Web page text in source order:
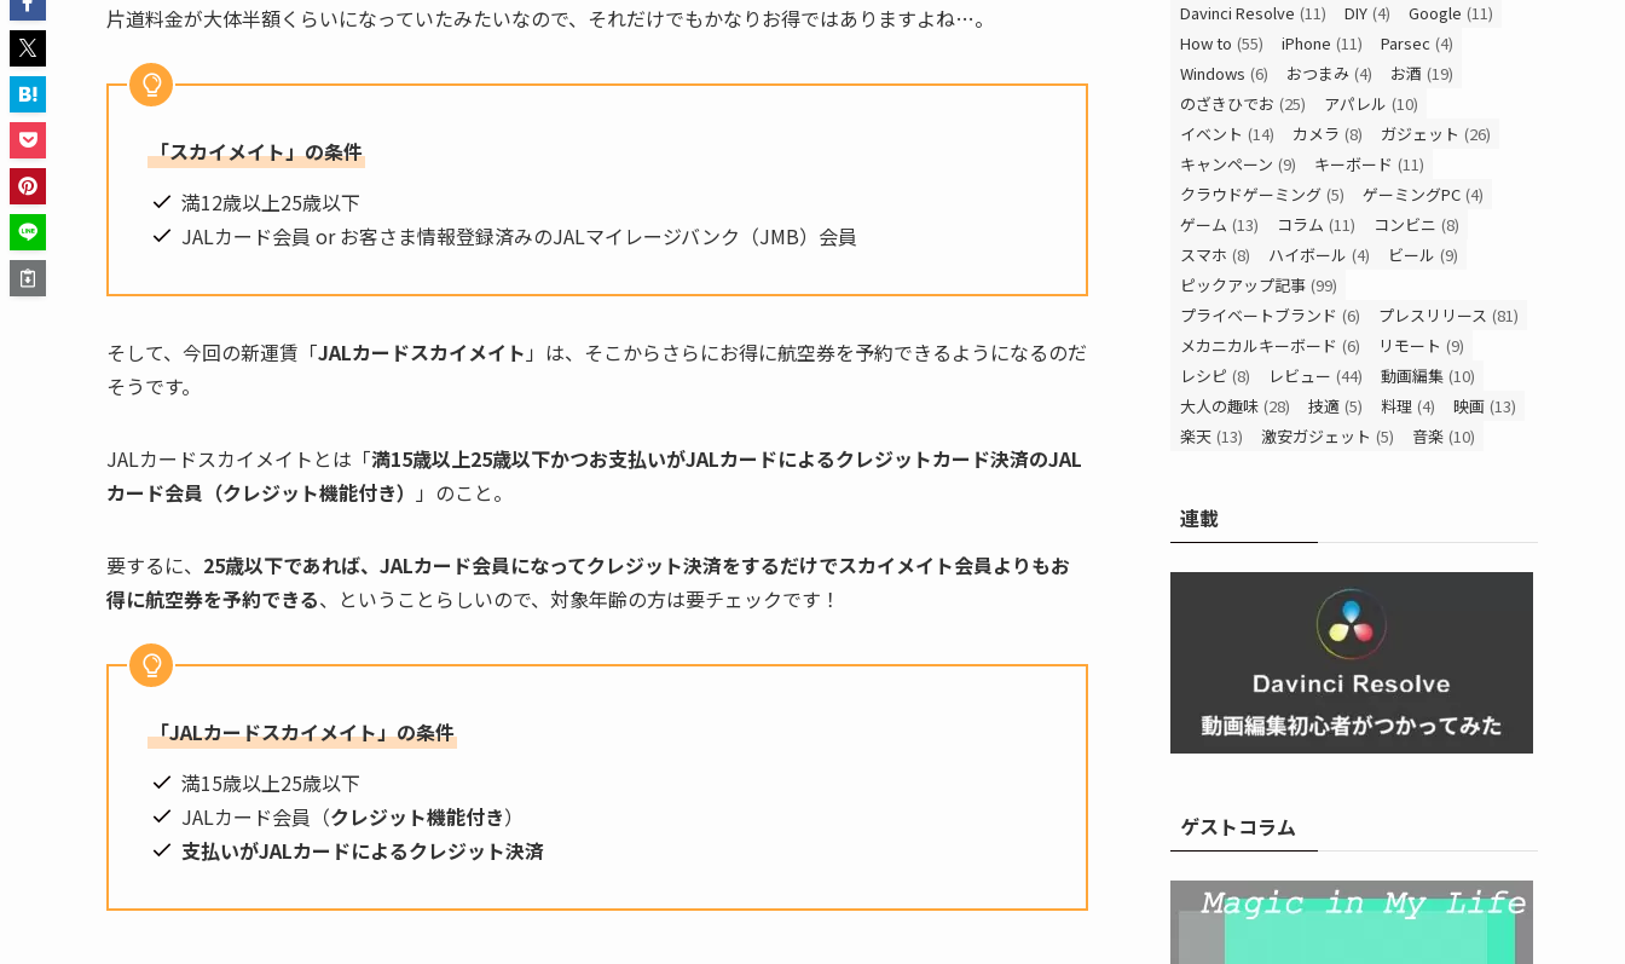
片道料金が大体半額くらいになっていたみたいなので、それだけでもかなりお得ではありますよね…。
「スカイメイト」の条件
満12歳以上25歳以下
JALカード会員 or お客さま情報登録済みのJALマイレージバンク（JMB）会員
そして、今回の新運賃「JALカードスカイメイト 」は、そこからさらにお得に航空券を予約できるようになるのだ
そうです。
JALカードスカイメイトとは「満15歳以上25歳以下かつお支払いがJALカードによるクレジットカード決済のJAL
カード会員（クレジット機能付き）
」のこと。
要するに、 25歳以下であれば、JALカード会員になってクレジット決済をするだけでスカイメイト会員よりもお
得に航空券を予約できる、ということらしいので、対象年齢の方は要チェックです！
「JALカードスカイメイト」の条件
満15歳以上25歳以下
JALカード会員（クレジット機能付き）
支払いがJALカードによるクレジット決済
Davinci Resolve (11) DIY (4) Google (11)
How to (55) iPhone (11) Parsec (4)
Windows (6) おつまみ (4) お酒 (19)
のざきひでお (25) アパレル (10)
イベント (14) カメラ (8) ガジェット (26)
キャンペーン (9) キーボード (11)
クラウドゲーミング (5) ゲーミングPC (4)
ゲーム (13) コラム (11) コンビニ (8)
スマホ (8) ハイボール (4) ビール (9)
ピックアップ記事 (99)
プライベートブランド (6) プレスリリース (81)
メカニカルキーボード (6) リモート (9)
レシピ (8) レビュー (44) 動画編集 (10)
大人の趣味 (28) 技適 (5) 料理 (4) 映画 (13)
楽天 (13) 激安ガジェット (5) 音楽 (10)
連載
ゲストコラム